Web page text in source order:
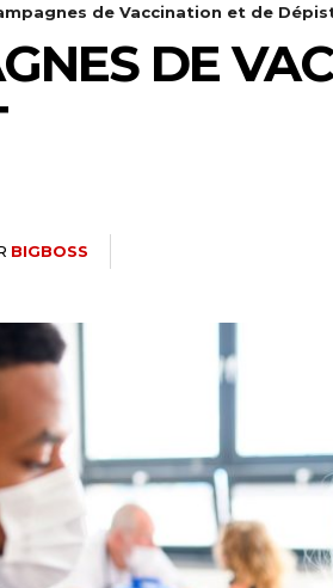
de Vaccination et de
DE
BIGBOSS